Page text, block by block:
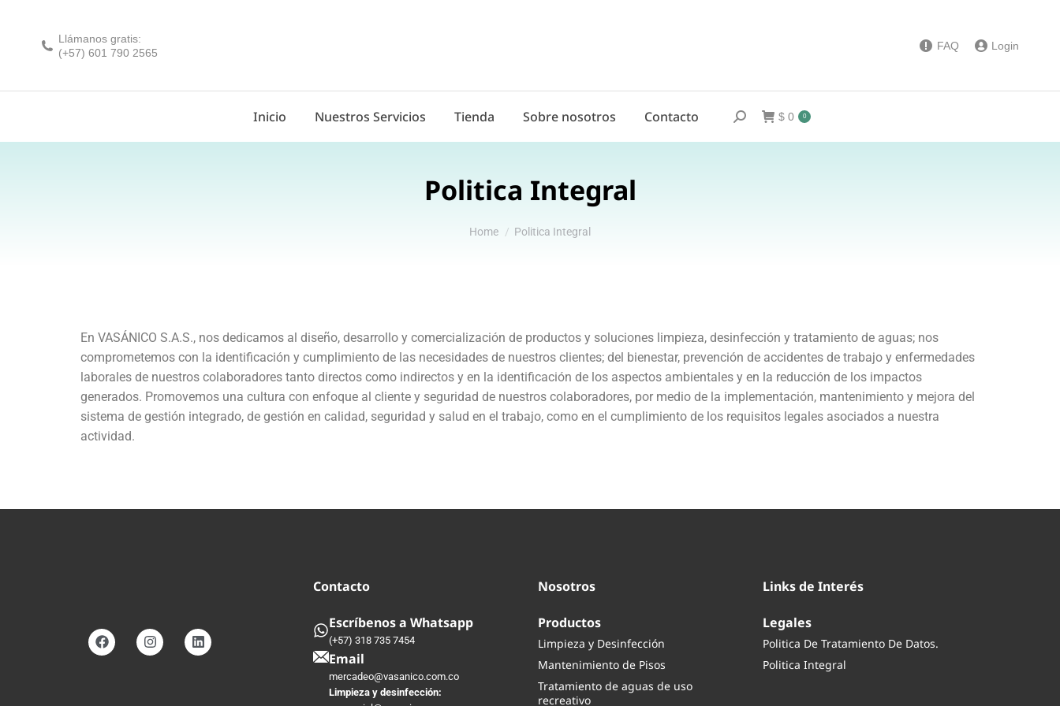
Llámanos gratis:
(+57) 601 790 2565
FAQ Login
Inicio Nuestros Servicios Tienda Sobre nosotros Contacto $0 0
Politica Integral
You are here:
Home Politica Integral
En VASÁNICO S.A.S., nos dedicamos al diseño, desarrollo y comercialización de productos y soluciones limpieza, desinfección y tratamiento de aguas; nos
comprometemos con la identificación y cumplimiento de las necesidades de nuestros clientes; del bienestar, prevención de accidentes de trabajo y enfermedades
laborales de nuestros colaboradores tanto directos como indirectos y en la identificación de los aspectos ambientales y en la reducción de los impactos
generados. Promovemos una cultura con enfoque al cliente y seguridad de nuestros colaboradores, por medio de la implementación, mantenimiento y mejora del
sistema de gestión integrado, de gestión en calidad, seguridad y salud en el trabajo, como en el cumplimiento de los requisitos legales asociados a nuestra
actividad.
Contacto
Escríbenos a Whatsapp
(+57) 318 735 7454
Email
mercadeo@vasanico.com.co
Limpieza y desinfección:
Nosotros
Productos
Limpieza y Desinfección
Mantenimiento de Pisos
Tratamiento de aguas de uso
recreativo
Links de Interés
Legales
Politica De Tratamiento De Datos.
Politica Integral